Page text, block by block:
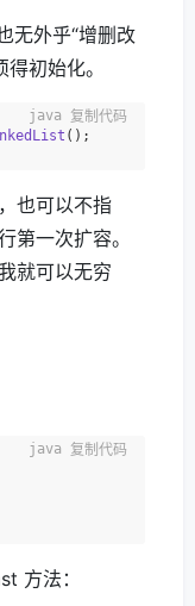
无外乎“增删改
初始化。
复制代码
也可以不指
第一次扩容。
就可以无穷
复制代码
方法：